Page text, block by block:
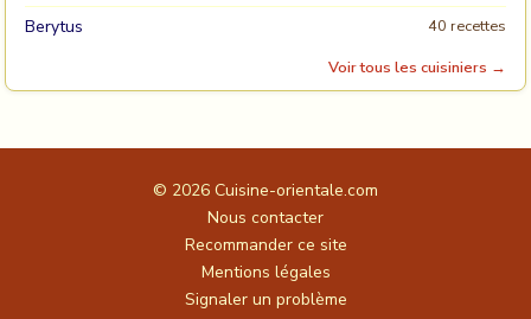
Berytus
40 recettes
Voir tous les cuisiniers →
© 2026 Cuisine-orientale.com
Nous contacter
Recommander ce site
Mentions légales
Signaler un problème